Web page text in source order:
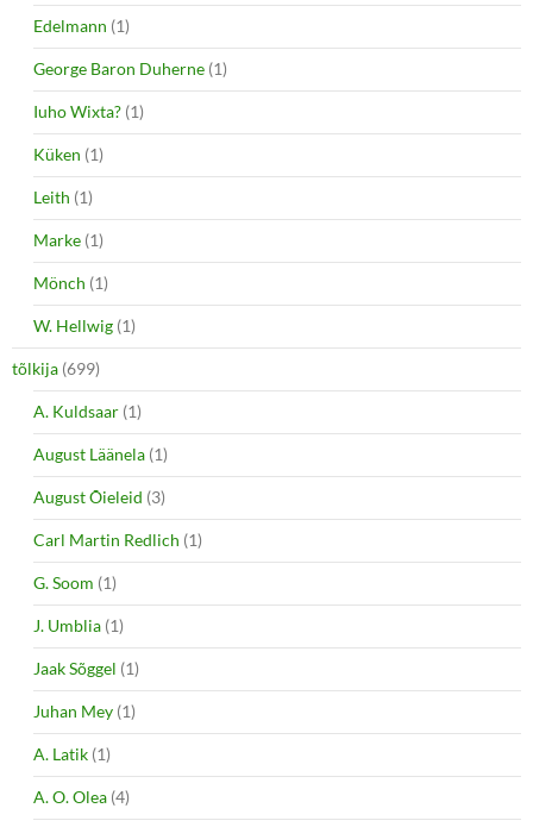
Edelmann (1)
George Baron Duherne (1)
Iuho Wixta? (1)
Küken (1)
Leith (1)
Marke (1)
Mönch (1)
W. Hellwig (1)
tõlkija (699)
A. Kuldsaar (1)
August Läänela (1)
August Õieleid (3)
Carl Martin Redlich (1)
G. Soom (1)
J. Umblia (1)
Jaak Sõggel (1)
Juhan Mey (1)
A. Latik (1)
A. O. Olea (4)